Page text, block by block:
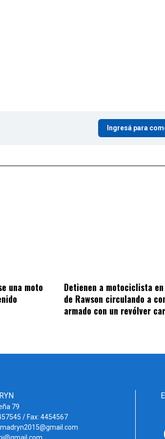
Ingresá para
una moto
Detienen a motociclista
de Rawson circulando a
armado con un revólver
79
/ Fax: 4454567